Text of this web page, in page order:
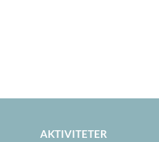
AKTIVITETER